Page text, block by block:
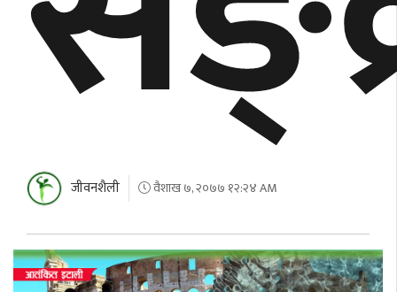
जीवनशैली वैशाख ७, २०७७ १२:२४ AM